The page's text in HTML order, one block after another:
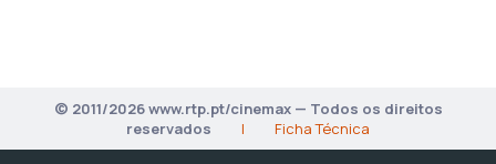
© 2011/2026 www.rtp.pt/cinemax — Todos os direitos
reservados
| Ficha Técnica